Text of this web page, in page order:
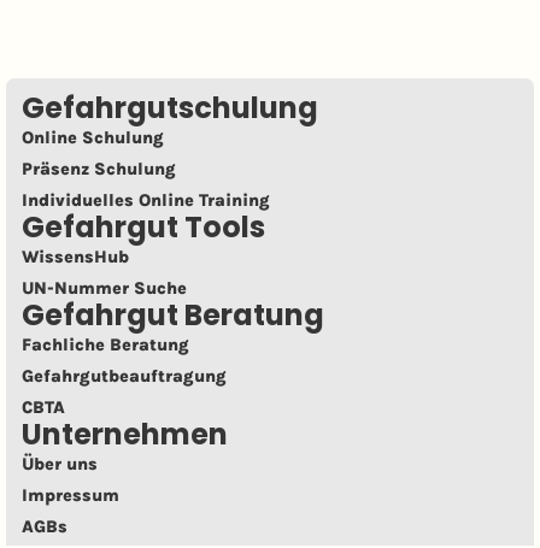
Gefahrgutschulung
Online Schulung
Präsenz Schulung
Individuelles Online Training
Gefahrgut Tools
WissensHub
UN-Nummer Suche
Gefahrgut Beratung
Fachliche Beratung
Gefahrgutbeauftragung
CBTA
Unternehmen
Über uns
Impressum
AGBs